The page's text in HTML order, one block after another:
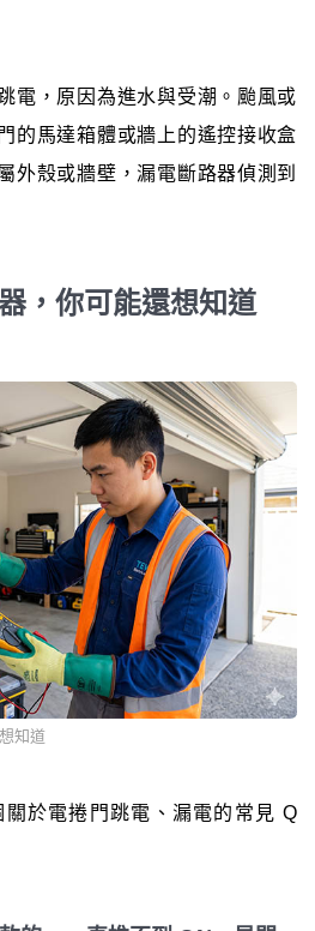
電，原因為進水與受潮。颱風或
的馬達箱體或牆上的遙控接收盒
外殼或牆壁，漏電斷路器偵測到
，你可能還想知道
知道
於電捲門跳電、漏電的常見 Q